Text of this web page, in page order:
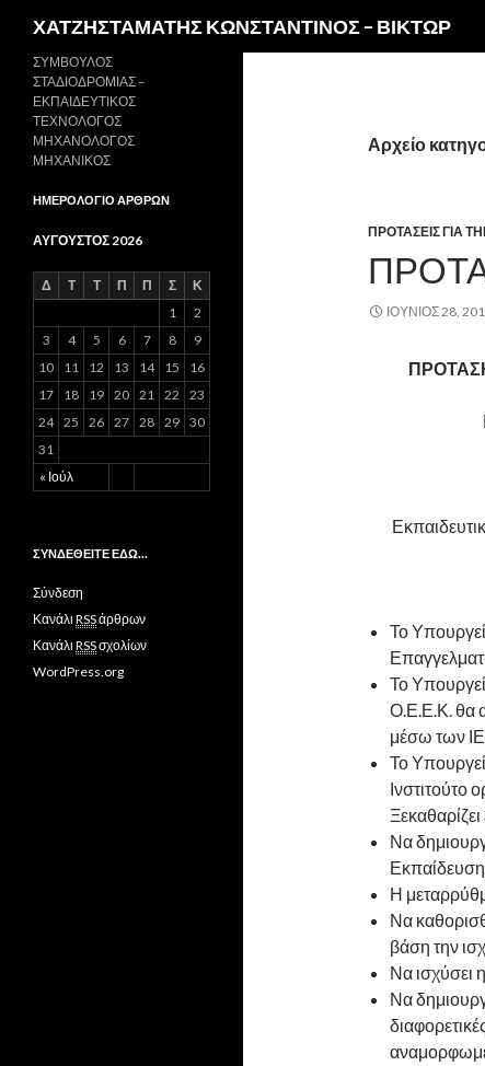
ΧΑΤΖΗΣΤΑΜΑΤΗΣ ΚΩΝΣΤΑΝΤΙΝΟΣ – ΒΙΚΤΩΡ
Αρχείο
ΠΡΟΤΑΣΕΙΣ ΓΙΑ
ΙΟΎΝΙΟΣ 28,
Το
Το
Ο.Ε.Ε.Κ. θα
μέσω των
Το
Ινστιτούτο
Να
Η
Να
βάση την
Να ισχύσει
Να
ΣΥΜΒΟΥΛΟΣ
ΣΤΑΔΙΟΔΡΟΜΙΑΣ –
ΕΚΠΑΙΔΕΥΤΙΚΟΣ
ΤΕΧΝΟΛΟΓΟΣ
ΜΗΧΑΝΟΛΟΓΟΣ
ΜΗΧΑΝΙΚΟΣ
ΗΜΕΡΟΛΟΓΙΟ ΑΡΘΡΩΝ
ΑΎΓΟΥΣΤΟΣ 2026
Δ Τ Τ Π Π Σ Κ
« Ιούλ
1
2
3
4 5 6 7 8
9
10
11 12 13 14 15
16
17
18 19 20 21 22
23
24 25 26 27 28 29 30
31
ΣΥΝΔΕΘΕΙΤΕ ΕΔΩ…
Σύνδεση
ΚανάλιRSSάρθρων
ΚανάλιRSSσχολίων
WordPress.org